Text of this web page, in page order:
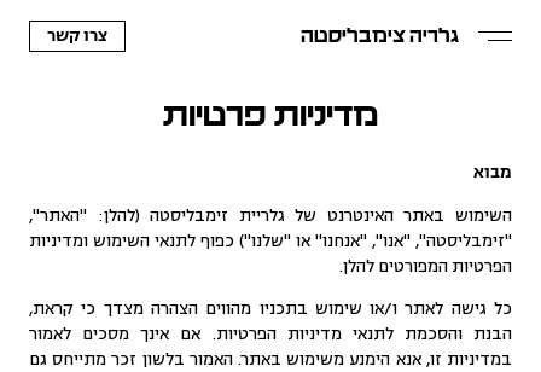
גלריה צימבליסטה צרו קשר
מדיניות פרטיות
מבוא
השימוש באתר האינטרנט של גלריית זימבליסטה (להלן: "האתר",
"זימבליסטה", "אנו", "אנחנו" או "שלנו") כפוף לתנאי השימוש ומדיניות
הפרטיות המפורטים להלן.
כל גישה לאתר ו/או שימוש בתכניו מהווים הצהרה מצדך כי קראת,
הבנת והסכמת לתנאי מדיניות הפרטיות. אם אינך מסכים לאמור
במדיניות זו, אנא הימנע משימוש באתר. האמור בלשון זכר מתייחס גם